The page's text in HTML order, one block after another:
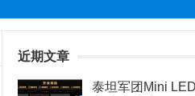
近期文章
泰坦军团Mini